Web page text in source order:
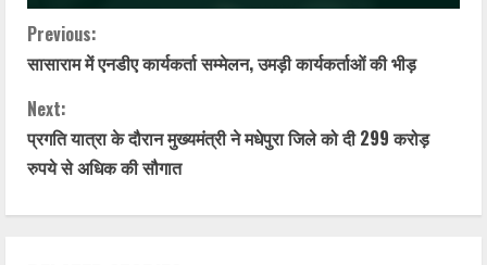
C
o
n
t
i
Previous:
सासाराम में एनडीए कार्यकर्ता सम्मेलन, उमड़ी कार्यकर्ताओं की भीड़
Next:
प्रगति यात्रा के दौरान मुख्यमंत्री ने मधेपुरा जिले को दी 299 करोड़
रुपये से अधिक की सौगात